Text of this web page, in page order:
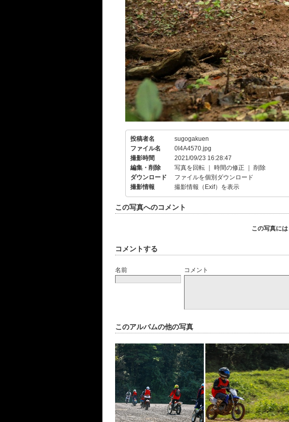
投稿者名
sugogakuen
ファイル名
0I4A4570.jpg
撮影時間
2021/09/23 16:28:47
編集・削除
写真を回転 時間の修正
削除
ダウンロード
ファイルを個別ダウンロード
撮影情報
撮影情報（Exif）を表示
この写真へのコメント
この写真に
コメントする
名前 コメント
このアルバムの他の写真